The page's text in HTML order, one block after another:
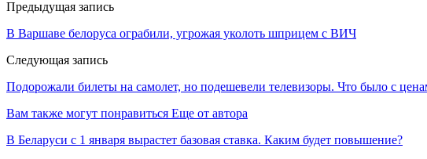
Предыдущая запись
В Варшаве белоруса ограбили, угрожая уколоть шприцем с ВИЧ
Следующая запись
Подорожали билеты на самолет, но подешевели телевизоры. Что было с
Вам также могут понравиться Еще от автора
В Беларуси с 1 января вырастет базовая ставка. Каким будет повышение?